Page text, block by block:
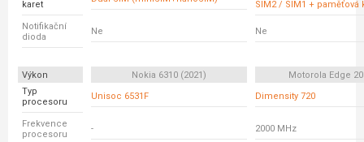
karet
SIM2 / SIM1 + paměťová
Notifikační
dioda
Ne Ne
Výkon Nokia 6310 (2021)
Motorola Edge
Typ
procesoru
Unisoc 6531F Dimensity 720
Frekvence
procesoru
- 2000 MHz